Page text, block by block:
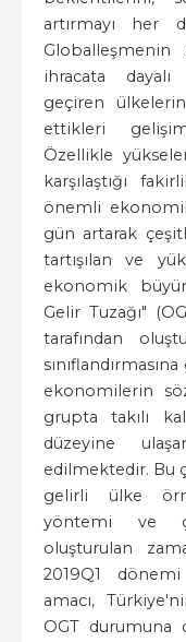
artırmayı her
ihracata
geçiren
ettikleri
Özellikle
karşılaştığı
önemli
gün artarak
tartışılan ve
ekonomik
Gelir Tuzağı"
tarafından
ekonomilerin
grupta takılı
düzeyine
edilmektedir. Bu
gelirli ülke
yöntemi ve
oluşturulan
2019Q1
amacı,
OGT durumuna